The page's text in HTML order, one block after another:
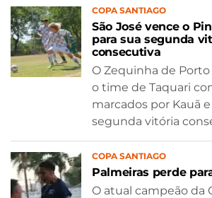
COPA SANTIAGO
São José vence o
para sua segunda
consecutiva
O Zequinha de
o time de Taquari
marcados por Kauã e
segunda vitória
COPA SANTIAGO
Palmeiras perde
O atual campeão da